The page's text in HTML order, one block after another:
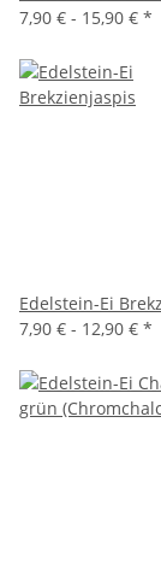
7,90 € - 15,90 € *
Edelstein-Ei
7,90 € - 12,90 € *